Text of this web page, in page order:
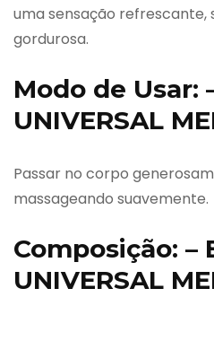
uma sensação refrescante,
gordurosa.
Modo de Usar:
UNIVERSAL
Passar no corpo
massageando suavemente.
Composição: –
UNIVERSAL